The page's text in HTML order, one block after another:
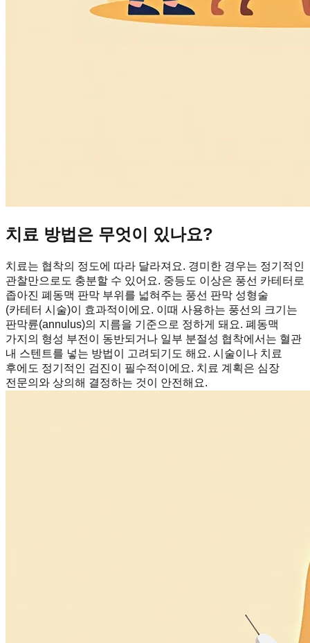
치료 방법은 무엇이 있나요?
치료는 협착의 정도에 따라 달라져요. 경미한 경우는 정기적인
관찰만으로도 충분할 수 있어요. 중등도 이상은 풍선 카테터로
좁아진 폐동맥 판막 부위를 넓혀주는 풍선 판막 성형술
(카테터 시술)이 효과적이에요. 이때 사용하는 풍선의 크기는
판막륜(annulus)의 지름을 기준으로 정하게 돼요. 폐동맥
가지의 형성 부전이 동반되거나 일부 분절성 협착에서는 혈관
내 스텐트를 넣는 방법이 고려되기도 해요. 시술이나 치료
후에도 정기적인 검진이 필수적이에요. 치료 계획은 심장
전문의와 상의해 결정하는 것이 안전해요.